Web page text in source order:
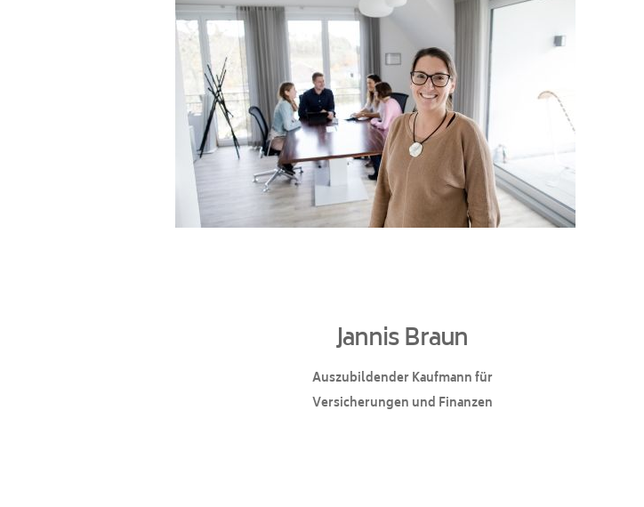
Jannis Braun
Auszubildender Kaufmann für
Versicherungen und Finanzen